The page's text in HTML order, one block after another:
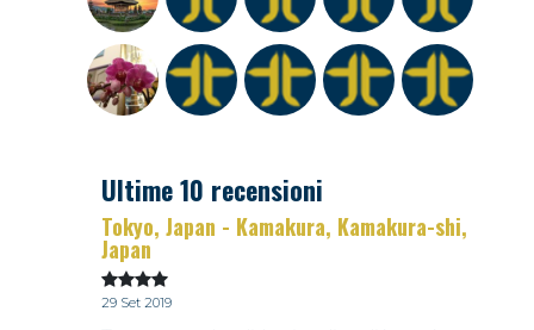
Ultime 10 recensioni
Tokyo, Japan - Kamakura, Kamakura-shi,
Japan
29 Set 2019